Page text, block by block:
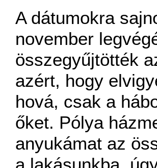
A dátumokra
november
összegyűjtötték
azért, hogy
hová, csak a
őket. Pólya
anyukámat az